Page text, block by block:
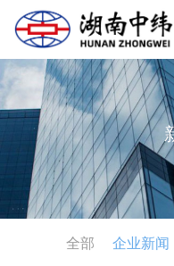
全部 企业新闻